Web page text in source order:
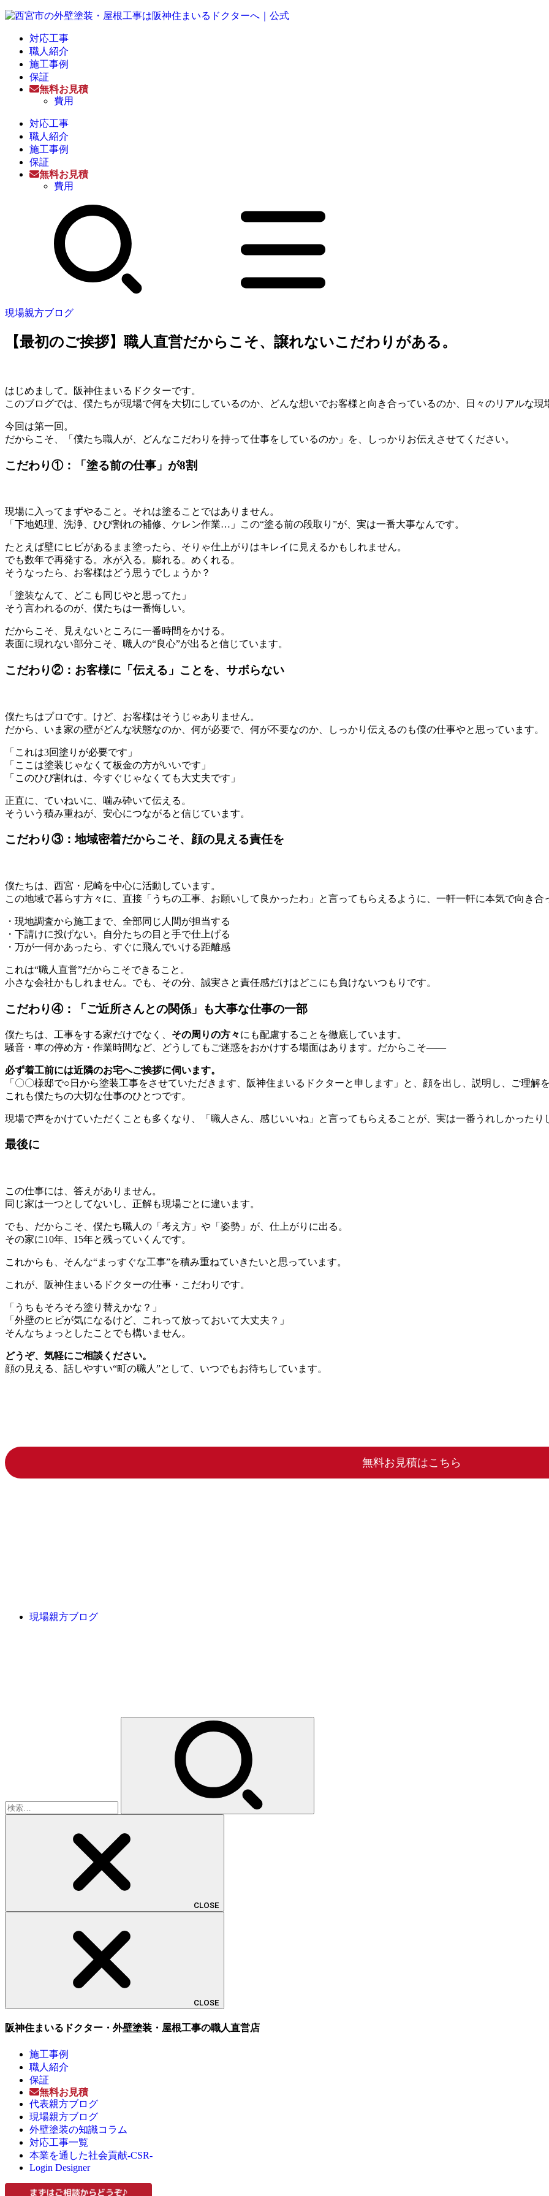
対応工事
職人紹介
施工事例
保証
無料お見積
費用
対応工事
職人紹介
施工事例
保証
無料お見積
費用
現場親方ブログ
【最初のご挨拶】職人直営だからこそ、譲れないこだわりがある。
はじめまして。阪神住まいるドクターです。
このブログでは、僕たちが現場で何を大切にしているのか、どんな想いでお客様と向き合っているのか、日々のリアルな
今回は第一回。
だからこそ、「僕たち職人が、どんなこだわりを持って仕事をしているのか」を、しっかりお伝えさせてください。
こだわり①：「塗る前の仕事」が8割
現場に入ってまずやること。それは塗ることではありません。
「下地処理、洗浄、ひび割れの補修、ケレン作業…」この“塗る前の段取り”が、実は一番大事なんです。
たとえば壁にヒビがあるまま塗ったら、そりゃ仕上がりはキレイに見えるかもしれません。
でも数年で再発する。水が入る。膨れる。めくれる。
そうなったら、お客様はどう思うでしょうか？
「塗装なんて、どこも同じやと思ってた」
そう言われるのが、僕たちは一番悔しい。
だからこそ、見えないところに一番時間をかける。
表面に現れない部分こそ、職人の“良心”が出ると信じています。
こだわり②：お客様に「伝える」ことを、サボらない
僕たちはプロです。けど、お客様はそうじゃありません。
だから、いま家の壁がどんな状態なのか、何が必要で、何が不要なのか、しっかり伝えるのも僕の仕事やと思っています。
「これは3回塗りが必要です」
「ここは塗装じゃなくて板金の方がいいです」
「このひび割れは、今すぐじゃなくても大丈夫です」
正直に、ていねいに、噛み砕いて伝える。
そういう積み重ねが、安心につながると信じています。
こだわり③：地域密着だからこそ、顔の見える責任を
僕たちは、西宮・尼崎を中心に活動しています。
この地域で暮らす方々に、直接「うちの工事、お願いして良かったわ」と言ってもらえるように、一軒一軒に本気で向き合
・現地調査から施工まで、全部同じ人間が担当する
・下請けに投げない。自分たちの目と手で仕上げる
・万が一何かあったら、すぐに飛んでいける距離感
これは“職人直営”だからこそできること。
小さな会社かもしれません。でも、その分、誠実さと責任感だけはどこにも負けないつもりです。
こだわり④：「ご近所さんとの関係」も大事な仕事の一部
僕たちは、工事をする家だけでなく、 その周りの方々にも配慮することを徹底しています。
騒音・車の停め方・作業時間など、どうしてもご迷惑をおかけする場面はあります。だからこそ――
必ず着工前には近隣のお宅へご挨拶に伺います。
「〇〇様邸で○日から塗装工事をさせていただきます、阪神住まいるドクターと申します」と、顔を出し、説明し、ご理解
これも僕たちの大切な仕事のひとつです。
現場で声をかけていただくことも多くなり、「職人さん、感じいいね」と言ってもらえることが、実は一番うれしかったり
最後に
この仕事には、答えがありません。
同じ家は一つとしてないし、正解も現場ごとに違います。
でも、だからこそ、僕たち職人の「考え方」や「姿勢」が、仕上がりに出る。
その家に10年、15年と残っていくんです。
これからも、そんな“まっすぐな工事”を積み重ねていきたいと思っています。
これが、阪神住まいるドクターの仕事・こだわりです。
「うちもそろそろ塗り替えかな？」
「外壁のヒビが気になるけど、これって放っておいて大丈夫？」
そんなちょっとしたことでも構いません。
どうぞ、気軽にご相談ください。
顔の見える、話しやすい“町の職人”として、いつでもお待ちしています。
無料お見積はこちら
現場親方ブログ
CLOSE
CLOSE
阪神住まいるドクター・外壁塗装・屋根工事の職人直営店
施工事例
職人紹介
保証
無料お見積
代表親方ブログ
現場親方ブログ
外壁塗装の知識コラム
対応工事一覧
本業を通した社会貢献-CSR-
Login Designer